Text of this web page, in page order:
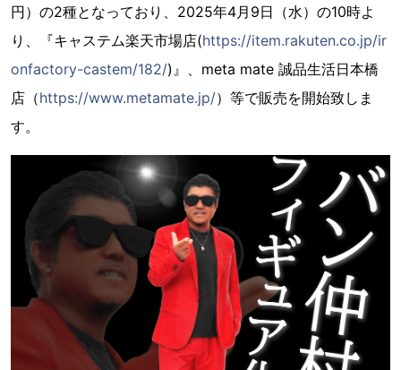
円）の2種となっており、2025年4月9日（水）の10時よ
り、『キャステム楽天市場店(https://item.rakuten.co.jp/ir
onfactory-castem/182/)』、meta mate 誠品生活日本橋
店（https://www.metamate.jp/）等で販売を開始致しま
す。